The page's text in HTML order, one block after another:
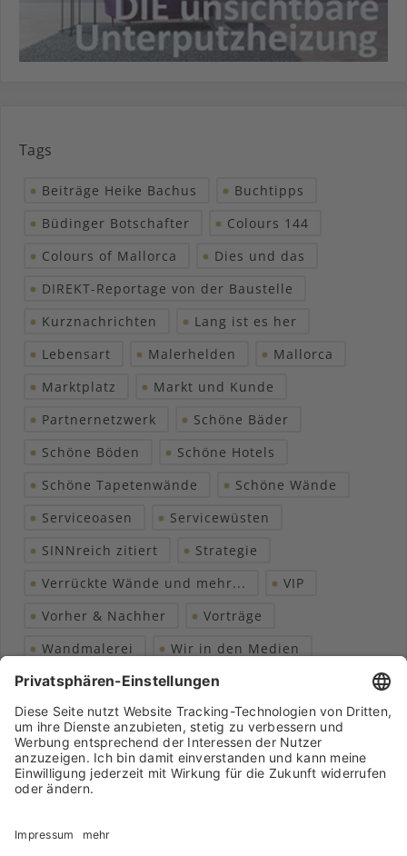
Tags
Beiträge Heike Bachus
Buchtipps
Büdinger Botschafter
Colours 144
Colours of Mallorca
Dies und das
DIREKT-Reportage von der Baustelle
Kurznachrichten
Lang ist es her
Lebensart
Malerhelden
Mallorca
Marktplatz
Markt und Kunde
Partnernetzwerk
Schöne Bäder
Schöne Böden
Schöne Hotels
Schöne Tapetenwände
Schöne Wände
Serviceoasen
Servicewüsten
SINNreich zitiert
Strategie
Verrückte Wände und mehr...
VIP
Vorher & Nachher
Vorträge
Wandmalerei
Wir in den Medien
Wohngesundheit
Markenpartner